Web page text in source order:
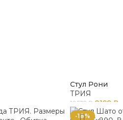
Стул Рони
ТРИЯ
10532 ₽ 8199 ₽
-18%